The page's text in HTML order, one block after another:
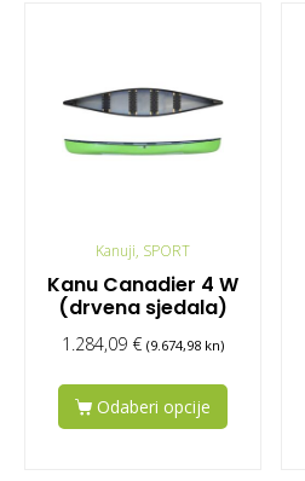
Kanuji, SPORT
Kanu Canadier 4 W
(drvena sjedala)
1.284,09 € (9.674,98 kn)
Odaberi opcije